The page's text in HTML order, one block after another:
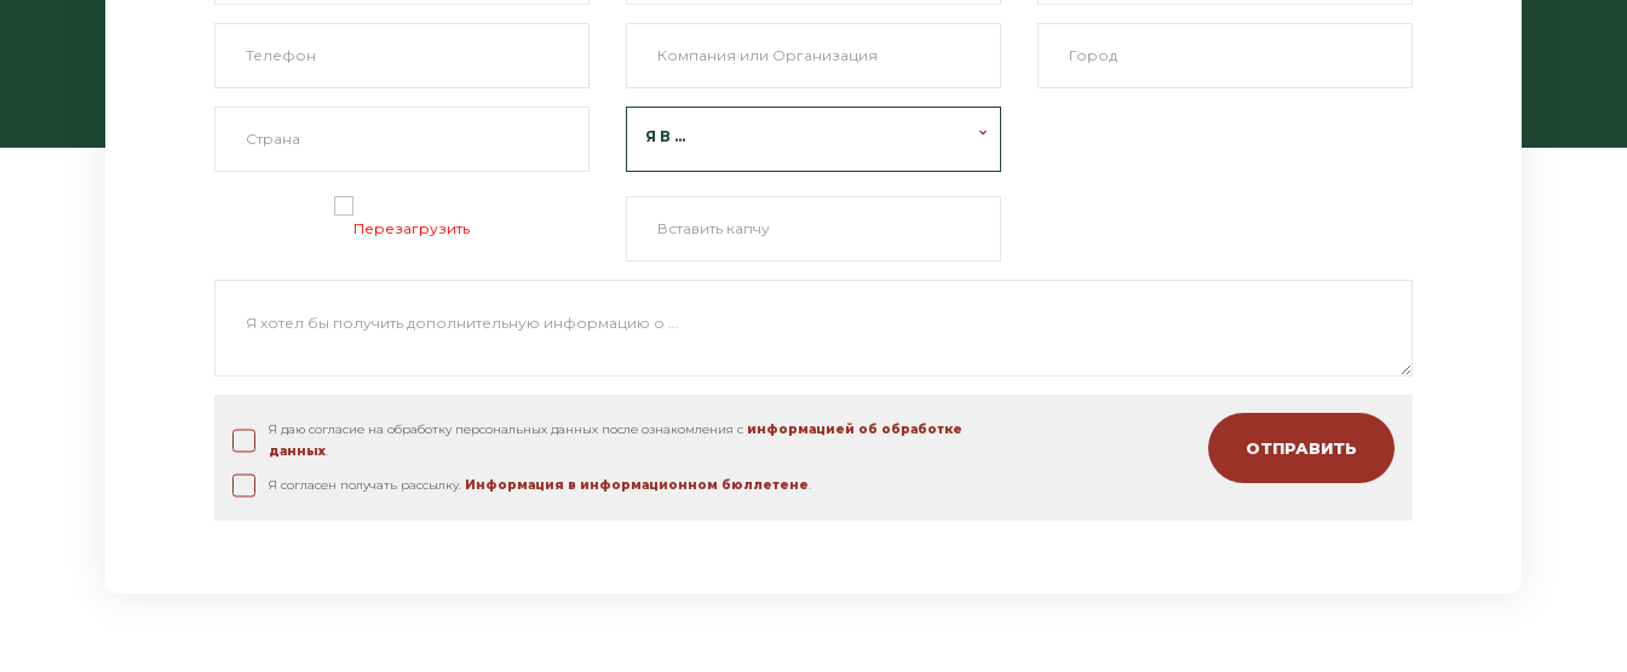
Я В ...
Перезагрузить
Я даю согласие на обработку персональных данных после ознакомления с информацией об обработке
данных.
Я согласен получать рассылку. Информация в информационном бюллетене.